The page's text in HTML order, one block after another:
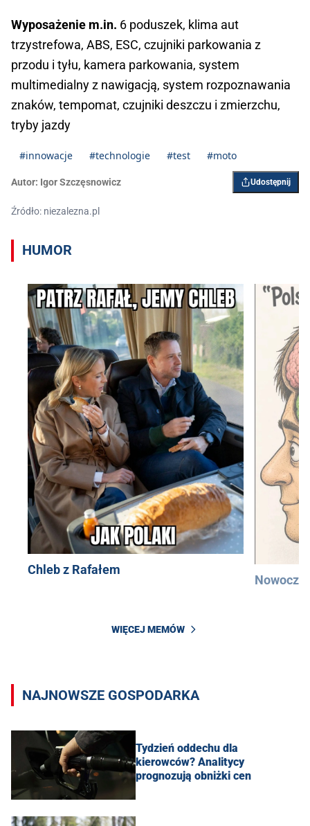
Wyposażenie m.in. 6 poduszek, klima aut
trzystrefowa, ABS, ESC, czujniki parkowania z
przodu i tyłu, kamera parkowania, system
multimedialny z nawigacją, system rozpoznawania
znaków, tempomat, czujniki deszczu i zmierzchu,
tryby jazdy
#innowacje #technologie #test #moto
Autor: Igor ­Szczęsnowicz Udostępnij
Źródło: niezalezna.pl
HUMOR
Chleb z Rafałem
WIĘCEJ MEMÓW
NAJNOWSZE GOSPODARKA
Tydzień oddechu dla
kierowców? Analitycy
prognozują obniżki cen